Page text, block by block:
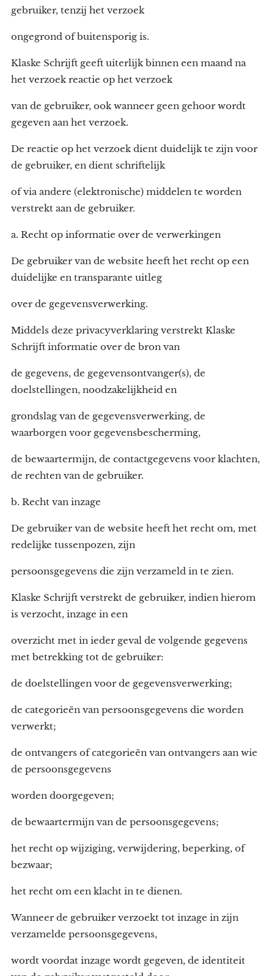
gebruiker, tenzij het verzoek
ongegrond of buitensporig is.
Klaske Schrijft geeft uiterlijk binnen een maand na
het verzoek reactie op het verzoek
van de gebruiker, ook wanneer geen gehoor wordt
gegeven aan het verzoek.
De reactie op het verzoek dient duidelijk te zijn voor
de gebruiker, en dient schriftelijk
of via andere (elektronische) middelen te worden
verstrekt aan de gebruiker.
a. Recht op informatie over de verwerkingen
De gebruiker van de website heeft het recht op een
duidelijke en transparante uitleg
over de gegevensverwerking.
Middels deze privacyverklaring verstrekt Klaske
Schrijft informatie over de bron van
de gegevens, de gegevensontvanger(s), de
doelstellingen, noodzakelijkheid en
grondslag van de gegevensverwerking, de
waarborgen voor gegevensbescherming,
de bewaartermijn, de contactgegevens voor klachten,
de rechten van de gebruiker.
b. Recht van inzage
De gebruiker van de website heeft het recht om, met
redelijke tussenpozen, zijn
persoonsgegevens die zijn verzameld in te zien.
Klaske Schrijft verstrekt de gebruiker, indien hierom
is verzocht, inzage in een
overzicht met in ieder geval de volgende gegevens
met betrekking tot de gebruiker:
de doelstellingen voor de gegevensverwerking;
de categorieën van persoonsgegevens die worden
verwerkt;
de ontvangers of categorieën van ontvangers aan wie
de persoonsgegevens
worden doorgegeven;
de bewaartermijn van de persoonsgegevens;
het recht op wijziging, verwijdering, beperking, of
bezwaar;
het recht om een klacht in te dienen.
Wanneer de gebruiker verzoekt tot inzage in zijn
verzamelde persoonsgegevens,
wordt voordat inzage wordt gegeven, de identiteit